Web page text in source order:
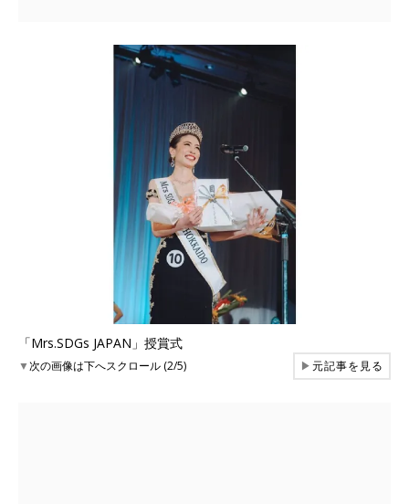
「Mrs.SDGs JAPAN」授賞式
▼次の画像は下へスクロール (2/5) ▶元記事を見る